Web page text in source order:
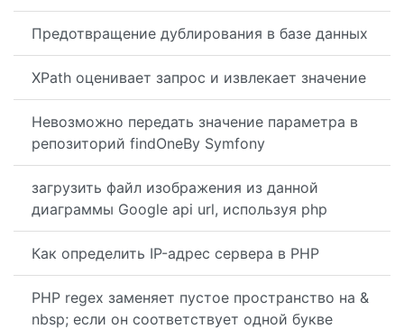
Предотвращение дублирования в базе данных
XPath оценивает запрос и извлекает значение
Невозможно передать значение параметра в
репозиторий findOneBy Symfony
загрузить файл изображения из данной
диаграммы Google api url, используя php
Как определить IP-адрес сервера в PHP
PHP regex заменяет пустое пространство на &
nbsp; если он соответствует одной букве